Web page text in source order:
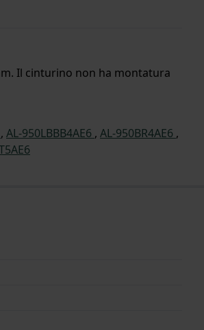
Il cinturino non ha montatura
, AL-950LBBB4AE6 , AL-950BR4AE6 ,